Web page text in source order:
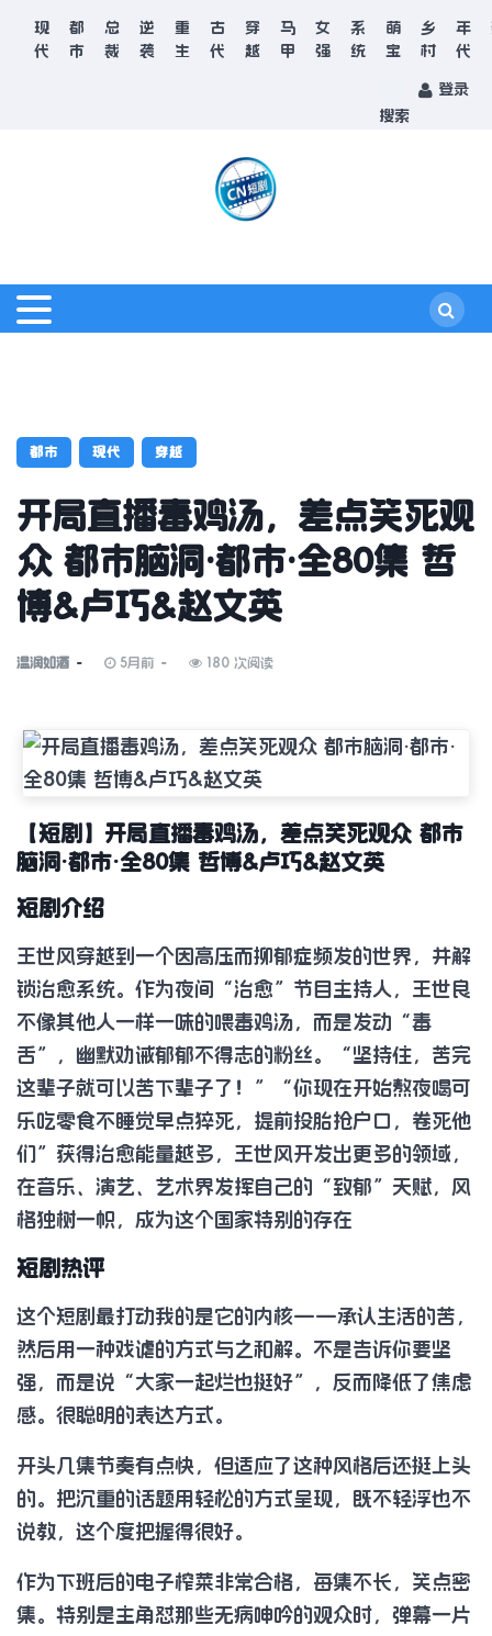
现
代
都
市
总
裁
逆
袭
重
生
古
代
穿
越
马
甲
女
强
系
统
萌
宝
乡
村
年
代
搜索
登录
都市 现代 穿越
开局直播毒鸡汤，差点笑死观
众 都市脑洞·都市·全80集 哲
博&卢巧&赵文英
温润如酒 5月前 180 次阅读
【短剧】开局直播毒鸡汤，差点笑死观众 都市
脑洞·都市·全80集 哲博&卢巧&赵文英
短剧介绍
王世风穿越到一个因高压而抑郁症频发的世界，并解
锁治愈系统。作为夜间“治愈”节目主持人，王世良
不像其他人一样一味的喂毒鸡汤，而是发动“毒
舌”，幽默劝诫郁郁不得志的粉丝。“坚持住，苦完
这辈子就可以苦下辈子了！”“你现在开始熬夜喝可
乐吃零食不睡觉早点猝死，提前投胎抢户口，卷死他
们”获得治愈能量越多，王世风开发出更多的领域，
在音乐、演艺、艺术界发挥自己的“致郁”天赋，风
格独树一帜，成为这个国家特别的存在
短剧热评
这个短剧最打动我的是它的内核——承认生活的苦，
然后用一种戏谑的方式与之和解。不是告诉你要坚
强，而是说“大家一起烂也挺好”，反而降低了焦虑
感。很聪明的表达方式。
开头几集节奏有点快，但适应了这种风格后还挺上头
的。把沉重的话题用轻松的方式呈现，既不轻浮也不
说教，这个度把握得很好。
作为下班后的电子榨菜非常合格，每集不长，笑点密
集。特别是主角怼那些无病呻吟的观众时，弹幕一片